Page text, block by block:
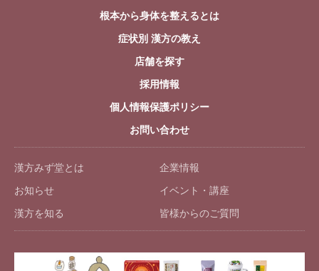
根本から身体を整えるとは
症状別 漢方の教え
店舗を探す
採用情報
個人情報保護ポリシー
お問い合わせ
漢方みず堂とは 企業情報
お知らせ イベント・講座
漢方を知る 皆様からのご質問